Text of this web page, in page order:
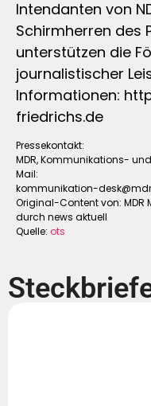
Intendanten von
Schirmherren des
unterstützen die
journalistischer
Informationen:
friedrichs.de
Pressekontakt:
MDR, Kommunikations-
Mail:
kommunikation-
Original-Content von: MDR
durch news aktuell
Quelle: ots